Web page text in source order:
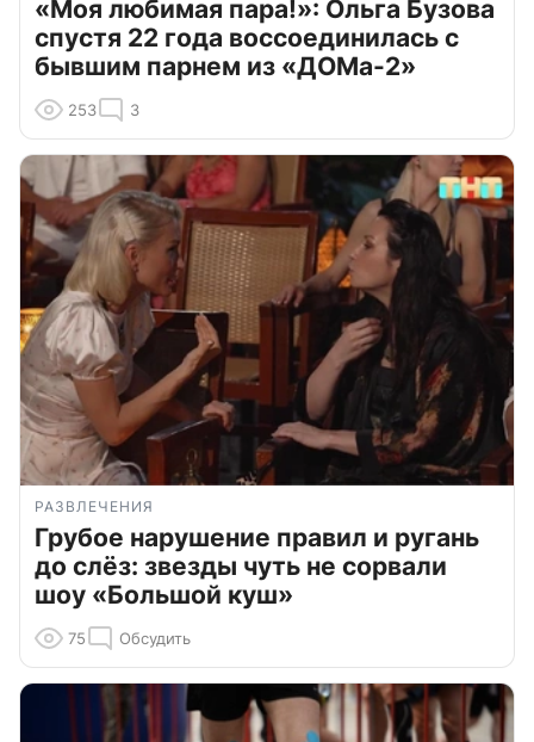
«Моя любимая пара!»: Ольга Бузова
спустя 22 года воссоединилась с
бывшим парнем из «ДОМа-2»
253 3
РАЗВЛЕЧЕНИЯ
Грубое нарушение правил и ругань
до слёз: звезды чуть не сорвали
шоу «Большой куш»
75 Обсудить